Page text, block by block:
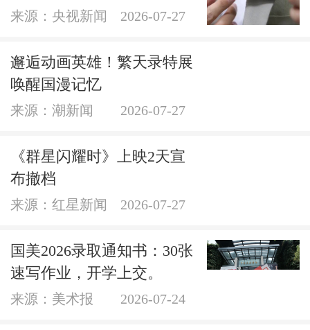
来源：央视新闻 2026-07-27
邂逅动画英雄！繁天录特展
唤醒国漫记忆
来源：潮新闻 2026-07-27
《群星闪耀时》上映2天宣
布撤档
来源：红星新闻 2026-07-27
国美2026录取通知书：30张
速写作业，开学上交。
来源：美术报 2026-07-24